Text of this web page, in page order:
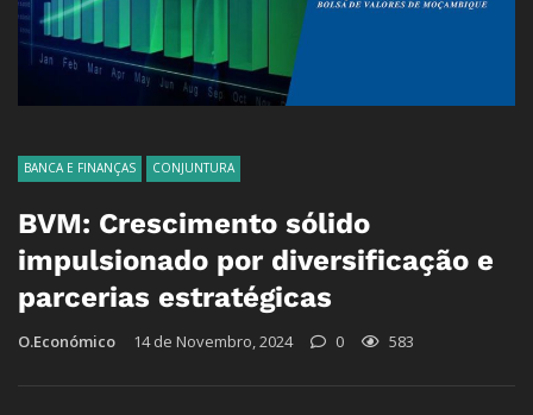
BANCA E FINANÇAS CONJUNTURA
BVM: Crescimento sólido
impulsionado por diversificação e
parcerias estratégicas
O.Económico 14 de Novembro, 2024 0 583